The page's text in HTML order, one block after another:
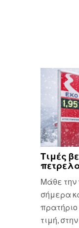
Τιμές
Μάθε την
σήμερα
τιμή,